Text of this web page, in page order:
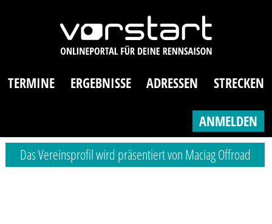
TERMINE ERGEBNISSE ADRESSEN STRECKEN
ANMELDEN
Das Vereinsprofil wird präsentiert von Maciag Offroad